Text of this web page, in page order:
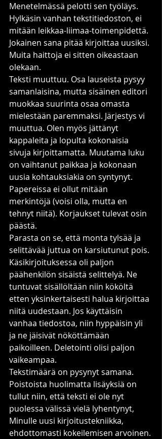
Menetelmässä pelotti sen työläys.
Hylkäsin vanhan tekstitiedoston, ei
mitään leikkaa-liimaa-toimenpidettä.
Jokainen sana pitää kirjoittaa uusiksi.
Muita haittoja ei sitten oikeastaan
olekaan.
Teksti muuttuu. Osa lauseista pysyy
samanlaisina, mutta sisäinen editori
muokkaa suurinta osaa omasta
mielestään paremmaksi. Järjestys vi
muuttua. Olen myös jättänyt
kappaleita ja lopulta kokonaisia
sivuja kirjoittamatta. Muutama luku
on vaihtanut paikkaa ja kokonaan
uusia kohtauksiakia on syntynyt.
Papereissa ei ollut mitään
merkintöjä (voisi olla, mutta en
tehnyt niitä). Korjaukset tulevat osin
päästä.
Parasta on se, että monta tylsää ja
selittävää juttua on karsiutunut pois.
Käsikirjoituksessa oli paljon
päähenkilön sisäistä selittelyä. Ne
tuntuvat sisällöltään niin kököltä
etten yksinkertaisesti halua kirjoittaa
niitä uudestaan. Jos käyttäisin
vanhaa tiedostoa, niin hyppäisin yli
ja ne jäisivät nököttämään
paikoilleen. Deletointi olisi paljon
vaikeampaa.
Tekstimäärä on pysynyt samana.
Poistoista huolimatta lisäyksiä on
tullut niin, että teksti ei ole nyt
puolessa välissä vielä lyhentynyt,
Minulle uusi kirjoitustekniikka,
ehdottomasti kokeilemisen arvoinen.